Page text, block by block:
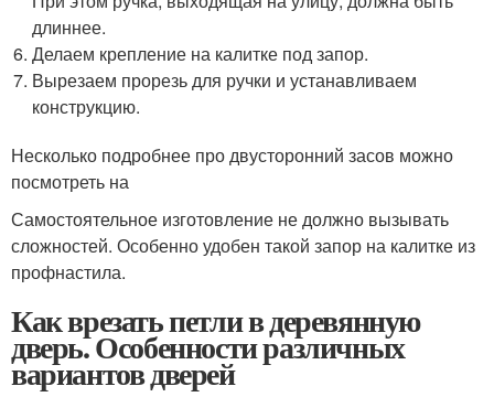
длиннее.
Делаем крепление на калитке под запор.
Вырезаем прорезь для ручки и устанавливаем
конструкцию.
Несколько подробнее про двусторонний засов можно
посмотреть на
Самостоятельное изготовление не должно вызывать
сложностей. Особенно удобен такой запор на калитке из
профнастила.
Как врезать петли в деревянную
дверь. Особенности различных
вариантов дверей